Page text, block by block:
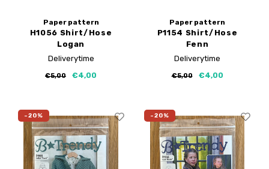
Paper pattern
H1056 Shirt/Hose
Logan
Papierschnittmuster
Deliverytime
€5,00 €4,00
Paper pattern
P1154 Shirt/Hose
Fenn
Papierschnittmuster
Deliverytime
€5,00 €4,00
-20% -20%